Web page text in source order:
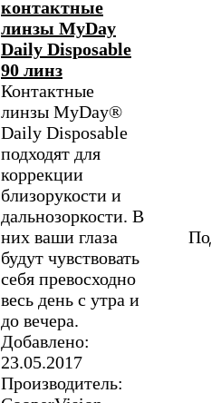
контактные
линзы MyDay
Daily Disposable
90 линз
Контактные
линзы MyDay®
Daily Disposable
подходят для
коррекции
близорукости и
дальнозоркости. В
них ваши глаза
будут чувствовать
себя превосходно
весь день с утра и
до вечера.
Добавлено:
23.05.2017
Производитель: